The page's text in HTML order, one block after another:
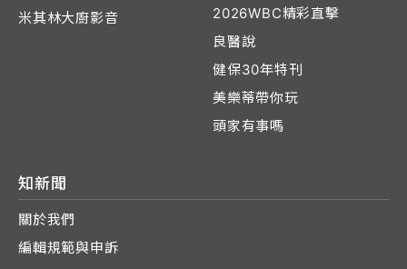
米其林大廚影音
2026WBC精彩直擊
良醫說
健保30年特刊
美樂蒂帶你玩
頭家有事嗎
知新聞
關於我們
編輯規範與申訴